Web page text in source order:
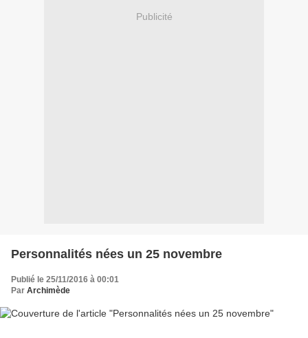
Publicité
Personnalités nées un 25 novembre
Publié le 25/11/2016 à 00:01
Par Archimède